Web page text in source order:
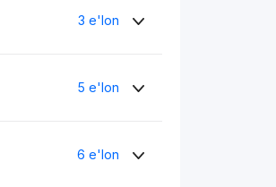
3 e'lon
5 e'lon
6 e'lon